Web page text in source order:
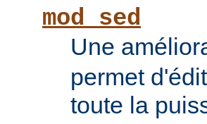
mod_sed
Une
permet
toute la